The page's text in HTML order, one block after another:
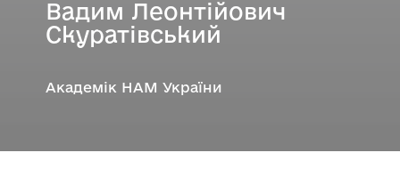
Вадим Леонтійович
Скуратівський
Академік НАМ України